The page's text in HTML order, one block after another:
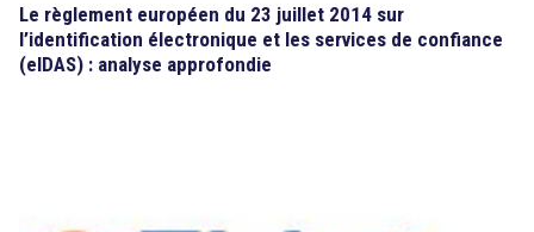
Le règlement européen du 23 juillet 2014 sur
l’identification électronique et les services de confiance
(eIDAS) : analyse approfondie